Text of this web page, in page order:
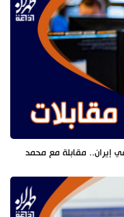
إيران.. مقابلة مع محمد